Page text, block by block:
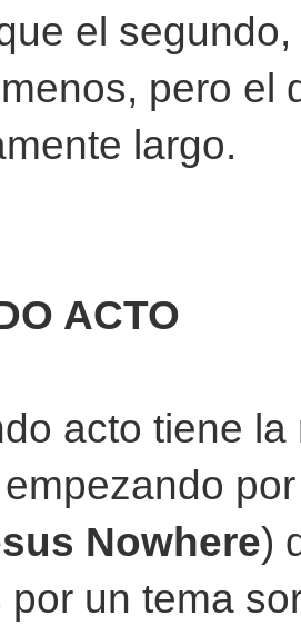
el
pero el
largo.
ACTO
acto tiene
Nowhere)
por un tema